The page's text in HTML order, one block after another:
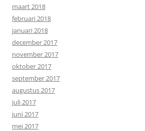
maart 2018
februari 2018
januari 2018
december 2017
november 2017
oktober 2017
september 2017
augustus 2017
juli 2017
juni 2017
mei 2017